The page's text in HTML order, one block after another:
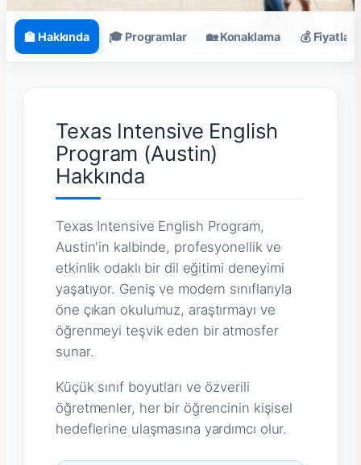
🏫 Hakkında 🎓 Programlar 🏡 Konaklama 💰 Fiyatlar
Texas Intensive English
Program (Austin)
Hakkında
Texas Intensive English Program,
Austin'in kalbinde, profesyonellik ve
etkinlik odaklı bir dil eğitimi deneyimi
yaşatıyor. Geniş ve modern sınıflarıyla
öne çıkan okulumuz, araştırmayı ve
öğrenmeyi teşvik eden bir atmosfer
sunar.
Küçük sınıf boyutları ve özverili
öğretmenler, her bir öğrencinin kişisel
hedeflerine ulaşmasına yardımcı olur.